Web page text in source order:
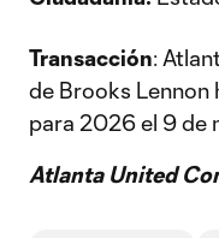
Transacción:
de Brooks
para 2026 el 9 de
Atlanta United